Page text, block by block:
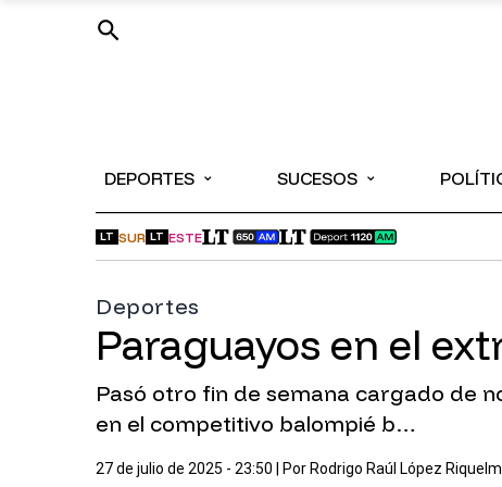
DEPORTES ⌄ SUCESOS ⌄
LT SUR LT ESTE
Deportes
Paraguayos en el
Pasó otro fin de semana cargado de
en el competitivo balompié b…
27 de julio de 2025 - 23:50 | Por Rodrigo Raúl López